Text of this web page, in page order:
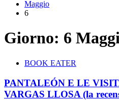
Maggio
6
Giorno: 6
BOOK EATER
PANTALEÓN E LE
VARGAS LLOSA (la